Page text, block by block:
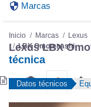
Marcas
Inicio Marcas Lexus
LBX Omotenashi
Lexus LBX
técnica
Datos técnicos